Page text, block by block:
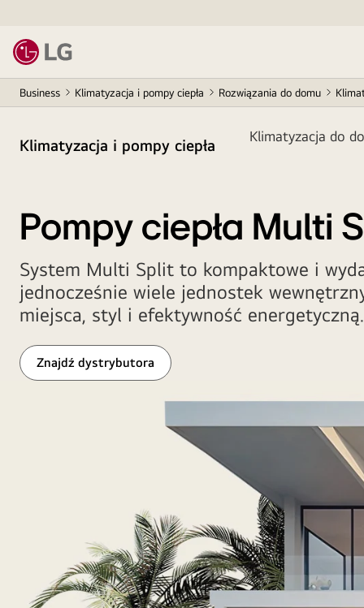
Business Klimatyzacja i pompy ciepła Rozwiązania do domu
Klimatyzacja i pompy ciepła Klimatyzacja do
Pompy ciepła Multi
System Multi Split to kompaktowe i
jednocześnie wiele jednostek
miejsca, styl i efektywność energetyczną.
Znajdź dystrybutora